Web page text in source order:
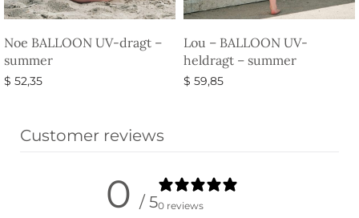
Noe BALLOON UV-dragt –
summer
$ 52,35
Lou – BALLOON UV-
heldragt – summer
$ 59,85
Customer reviews
0 / 50 reviews